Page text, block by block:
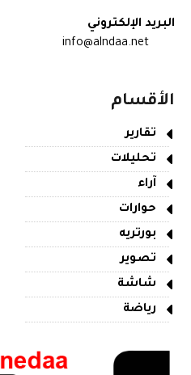
البريد الإلكتروني
info@alndaa.net
الأقسام
تقارير
تحليلات
آراء
حوارات
بورتريه
تصوير
شاشة
رياضة